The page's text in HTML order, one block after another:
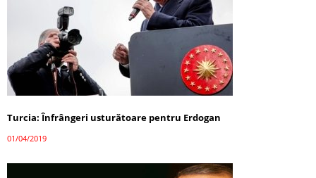
Turcia: Înfrângeri usturătoare pentru Erdogan
01/04/2019